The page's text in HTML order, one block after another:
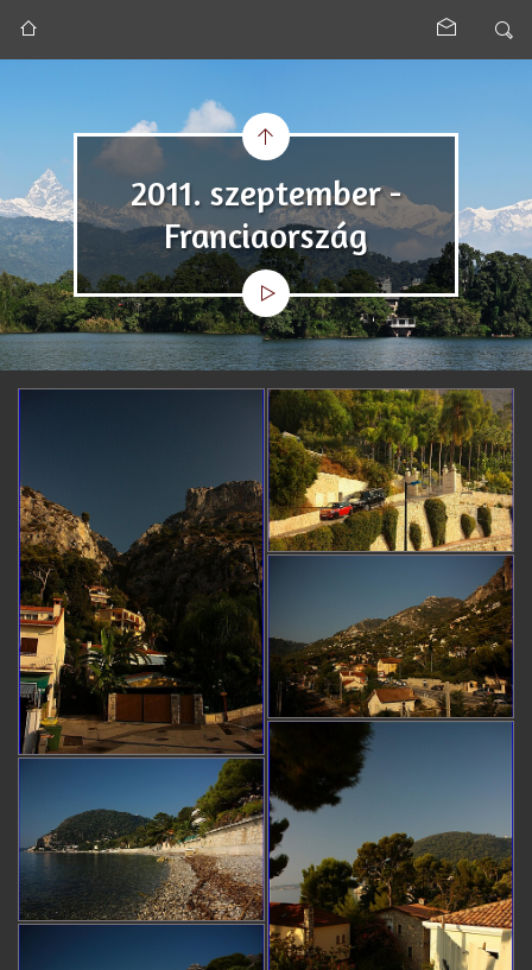
2011. szeptember -
Franciaország